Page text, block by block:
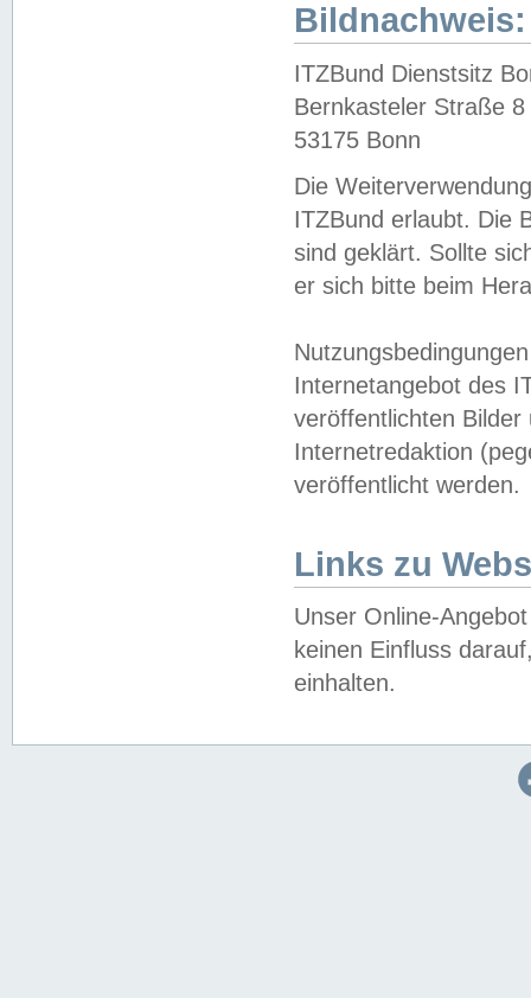
Bildnachweis:
ITZBund Dienstsitz
Bernkasteler Straße 8
53175 Bonn
Die
ITZBund erlaubt. Die
sind geklärt. Sollte
er sich bitte beim
Internetangebot des
veröffentlichten
Internetredaktion
veröffentlicht werden.
Links zu
Unser Online-
keinen Einfluss
einhalten.